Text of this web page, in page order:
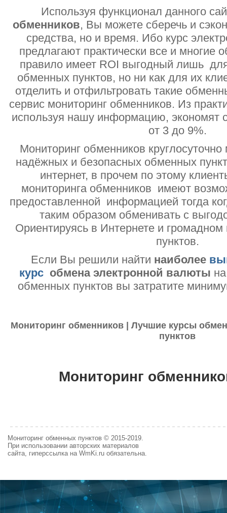
Используя функционал данного
обменников, Вы можете сберечь и
средства, но и время. Ибо курс
предлагают практически все и многие
правило имеет ROI выгодный лишь
обменных пунктов, но ни как для их
отделить и отфильтровать такие
сервис мониторинг обменников. Из
используя нашу информацию, экономят
от 3 до 9%.
Мониторинг обменников круглосуточно
надёжных и безопасных обменных
интернет, в прочем по этому
мониторинга обменников имеют
предоставленной информацией тогда
таким образом обменивать с
Ориентируясь в Интернете и
пунктов.
Если Вы решили найти наиболее
курс обмена электронной валюты
обменных пунктов вы затратите
Мониторинг обменников | Лучшие курсы
пунктов
Мониторинг
Мониторинг обменных пунктов © 2015-2019.
При использовании авторских материалов
сайта, гиперссылка на WmKi.ru обязательна.